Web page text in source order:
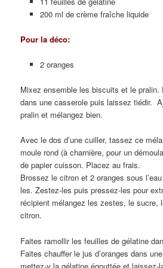
200 ml de crème fraîche liquide
Pour la déco:
2 oranges
Mixez ensemble les biscuits et le pralin.
dans une casserole puis laissez tiédir.
pralin et mélangez bien.
Avec le dos d’une cuiller, tassez ce
moule rond (à charnière, pour un
de papier cuisson. Placez au frais.
Brossez le citron et 2 oranges sous
les. Zestez-les puis pressez-les pour
récipient mélangez les zestes, le sucre,
citron.
Faites ramollir les feuilles de gélatine
Faites chauffer le jus d’oranges dans
mettez-y la gélatine égouttée et laissez-